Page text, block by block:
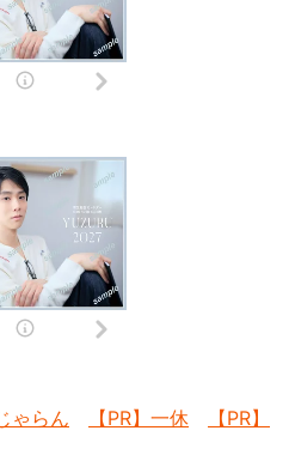
ゃらん 【PR】一休
【PR】